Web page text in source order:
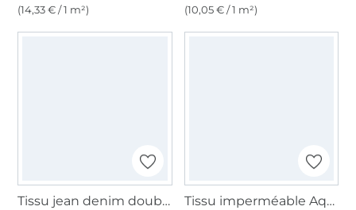
(14,33 € / 1 m²)
(10,05 € / 1 m²)
Tissu jean denim double face Two Tone, jaune Tissu imperméable Aqua Protect, jaune